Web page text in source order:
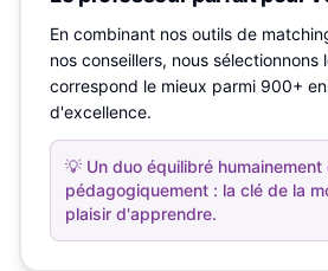
En combinant nos outils de
nos conseillers, nous sélectionnons
correspond le mieux parmi 900+
d'excellence.
💡 Un duo équilibré humainement
pédagogiquement : la clé de la
plaisir d'apprendre.